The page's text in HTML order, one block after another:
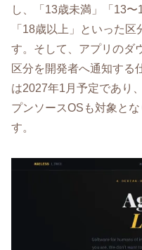
し、「13歳未満」「13〜
「18歳以上」といった
す。そして、アプリのダ
区分を開発者へ通知する
は2027年1月予定であり
プンソースOSも対象と
す。